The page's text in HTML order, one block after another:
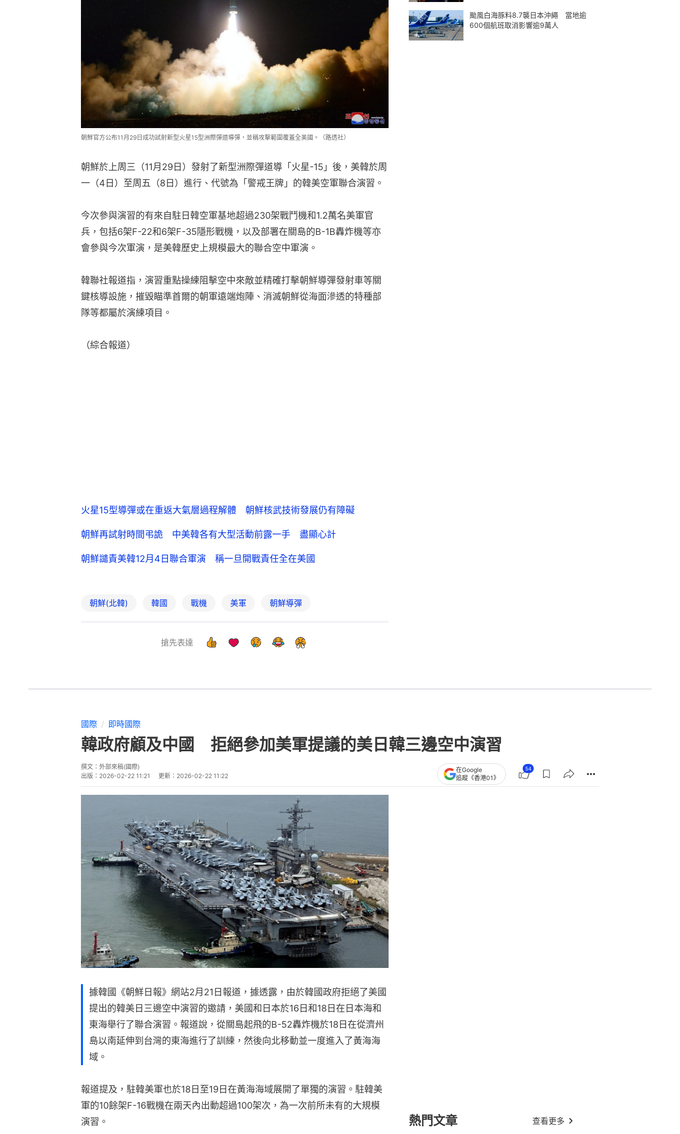
朝鮮官方公布11月29日成功試射新型火星15型洲際彈道導彈，並稱攻擊範圍覆蓋全美國。（路透社）
朝鮮於上周三（11月29日）發射了新型洲際彈道導「火星-15」後，美韓於周
一（4日）至周五（8日）進行、代號為「警戒王牌」的韓美空軍聯合演習。
今次參與演習的有來自駐日韓空軍基地超過230架戰鬥機和1.2萬名美軍官
兵，包括6架F-22和6架F-35隱形戰機，以及部署在關島的B-1B轟炸機等亦
會參與今次軍演，是美韓歷史上規模最大的聯合空中軍演。
韓聯社報道指，演習重點操練阻擊空中來敵並精確打擊朝鮮導彈發射車等關
鍵核導設施，摧毀瞄準首爾的朝軍遠端炮陣、消滅朝鮮從海面滲透的特種部
隊等都屬於演練項目。
（綜合報道）
火星15型導彈或在重返大氣層過程解體 朝鮮核武技術發展仍有障礙
朝鮮再試射時間弔詭 中美韓各有大型活動前露一手 盡顯心計
朝鮮譴責美韓12月4日聯合軍演 稱一旦開戰責任全在美國
朝鮮(北韓) 韓國 戰機 美軍 朝鮮導彈
搶先表達
颱風白海豚料8.7襲日本沖繩 當地逾
600個航班取消影響逾9萬人
國際 即時國際
韓政府顧及中國 拒絕參加美軍提議的美日韓三邊空中演習
撰文： 外部來稿(國際)
出版： 2026-02-22 11:21 更新： 2026-02-22 11:22
在Google
追蹤《香港01》
54
據韓國《朝鮮日報》網站2月21日報道，據透露，由於韓國政府拒絕了美國
提出的韓美日三邊空中演習的邀請，美國和日本於16日和18日在日本海和
東海舉行了聯合演習。報道說，從關島起飛的B-52轟炸機於18日在從濟州
島以南延伸到台灣的東海進行了訓練，然後向北移動並一度進入了黃海海
域。
報道提及，駐韓美軍也於18日至19日在黃海海域展開了單獨的演習。駐韓美
軍的10餘架F-16戰機在兩天內出動超過100架次，為一次前所未有的大規模
演習。
熱門文章 查看更多